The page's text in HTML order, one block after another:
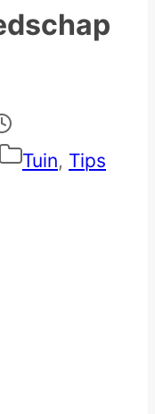
Tuin, Tips